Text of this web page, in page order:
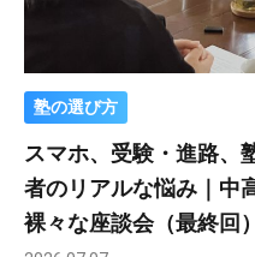
塾の選び方
スマホ、受験・進路、
者のリアルな悩み｜中
裸々な座談会（最終回）